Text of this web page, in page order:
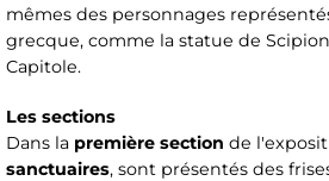
mêmes des personnages
grecque, comme la statue de
Capitole.
Les sections
Dans la première section de
sanctuaires, sont présentés des